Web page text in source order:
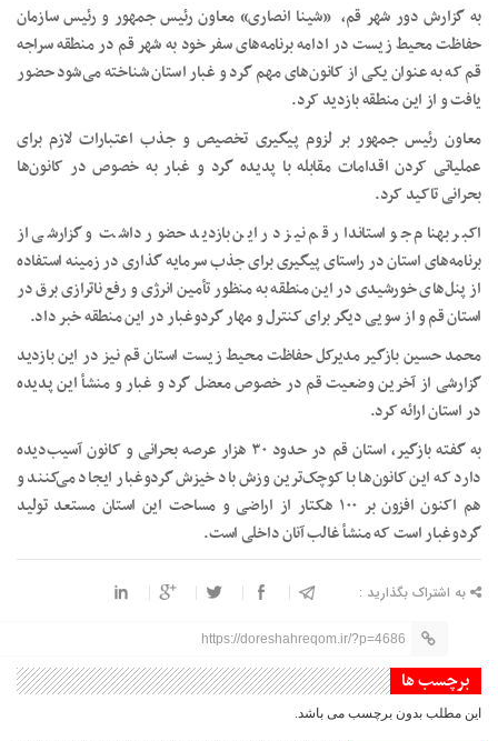
به گزارش دور شهر قم، «شینا انصاری» معاون رئیس جمهور و رئیس سازمان
حفاظت محیط زیست در ادامه برنامه‌های سفر خود به شهر قم در منطقه سراجه
قم که به عنوان یکی از کانون‌های مهم گرد و غبار استان شناخته می‌شود حضور
یافت و از این منطقه بازدید کرد.
معاون رئیس جمهور بر لزوم پیگیری تخصیص و جذب اعتبارات لازم برای
عملیاتی کردن اقدامات مقابله با پدیده گرد و غبار به خصوص در کانون‌ها
بحرانی تاکید کرد.
اکبر بهنام جو استاندار قم نیز در این بازدید حضور داشت و گزارشی از
برنامه‌های استان در راستای پیگیری برای جذب سرمایه گذاری در زمینه استفاده
از پنل‌های خورشیدی در این منطقه به منظور تأمین انرژی و رفع ناترازی برق در
استان قم و از سویی دیگر برای کنترل و مهار گردوغبار در این منطقه خبر داد.
محمد حسین بازگیر مدیرکل حفاظت محیط زیست استان قم نیز در این بازدید
گزارشی از آخرین وضعیت قم در خصوص معضل گرد و غبار و منشأ این پدیده
در استان ارائه کرد.
به گفته بازگیر، استان قم در حدود ۳۰ هزار عرصه بحرانی و کانون آسیب‌دیده
دارد که این کانون‌ها با کوچک‌ترین وزش باد خیزش گردوغبار ایجاد می‌کنند و
هم اکنون افزون بر ۱۰۰ هکتار از اراضی و مساحت این استان مستعد تولید
گردوغبار است که منشأ غالب آنان داخلی است.
به اشتراک بگذارید :
https://doreshahreqom.ir/?p=4686
برچسب ها
این مطلب بدون برچسب می باشد.